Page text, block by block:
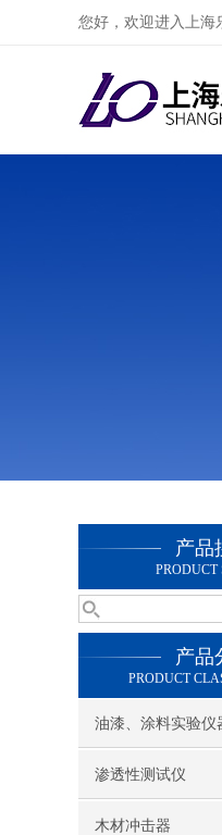
您好，欢迎进入上海
产品
PRODUCT
产品
PRODUCT
油漆、涂料实验仪
渗透性测试仪
木材冲击器